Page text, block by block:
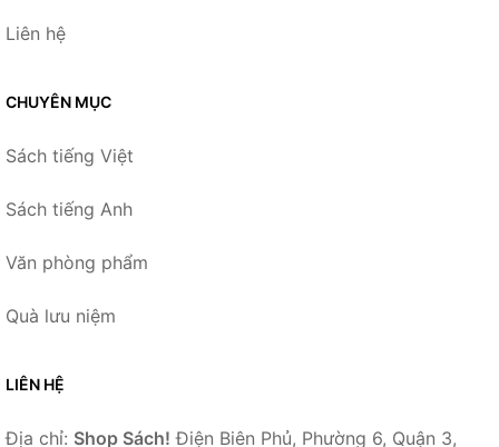
Liên hệ
CHUYÊN MỤC
Sách tiếng Việt
Sách tiếng Anh
Văn phòng phẩm
Quà lưu niệm
LIÊN HỆ
Địa chỉ: Shop Sách! Điện Biên Phủ, Phường 6, Quận 3,